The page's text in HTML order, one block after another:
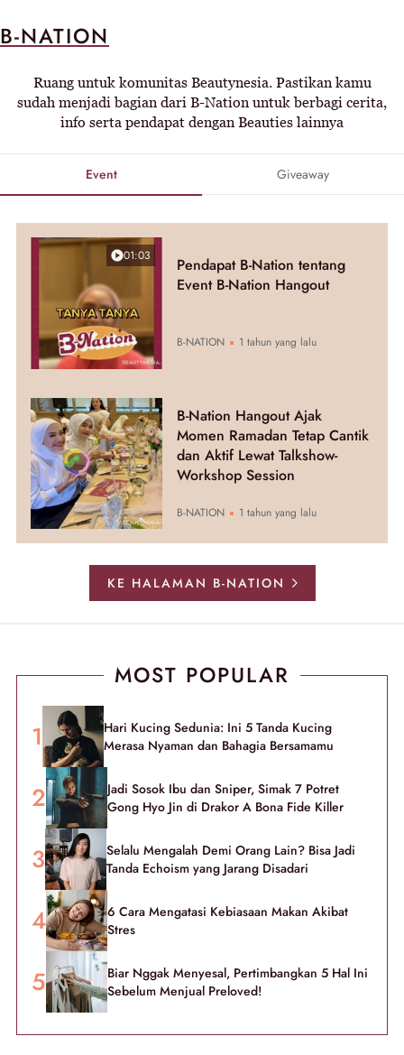
B-NATION
Ruang untuk komunitas Beautynesia. Pastikan kamu
sudah menjadi bagian dari B-Nation untuk berbagi cerita,
info serta pendapat dengan Beauties lainnya
Event Giveaway
01:03
Pendapat B-Nation tentang
Event B-Nation Hangout
B-NATION 1 tahun yang lalu
B-Nation Hangout Ajak
Momen Ramadan Tetap Cantik
dan Aktif Lewat Talkshow-
Workshop Session
B-NATION 1 tahun yang lalu
KE HALAMAN B-NATION
MOST POPULAR
Hari Kucing Sedunia: Ini 5 Tanda Kucing
Merasa Nyaman dan Bahagia Bersamamu
Jadi Sosok Ibu dan Sniper, Simak 7 Potret
Gong Hyo Jin di Drakor A Bona Fide Killer
Selalu Mengalah Demi Orang Lain? Bisa Jadi
Tanda Echoism yang Jarang Disadari
6 Cara Mengatasi Kebiasaan Makan Akibat
Stres
Biar Nggak Menyesal, Pertimbangkan 5 Hal Ini
Sebelum Menjual Preloved!